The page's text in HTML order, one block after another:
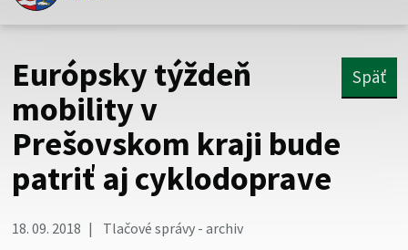
Toto je oficiálna webová stránka Prešovského
Táto stránka je zabezpečená
Buďte pozorní a vždy sa uistite, že zdieľate informácie iba
cez zabezpečenú webovú stránku. Zabezpečená stránka
vždy začína https:// pred názvom domény webového sídla.
Európsky týždeň
mobility v
Prešovskom kraji bude
patriť aj cyklodoprave
Späť
18. 09. 2018 Tlačové správy - archiv